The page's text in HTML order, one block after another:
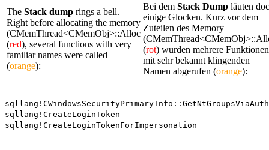
The Stack dump rings a bell.
Right before allocating the memory
(CMemThread<CMemObj>::Alloc
(red), several functions with very
familiar names were called
(orange):
Bei dem Stack Dump läuten
einige Glocken. Kurz vor dem
Zuteilen des Memory
(rot) wurden mehrere Funktionen
mit sehr bekannt klingenden
Namen abgerufen (orange):
sqllang!CreateLoginToken
sqllang!CreateLoginTokenForImpersonation